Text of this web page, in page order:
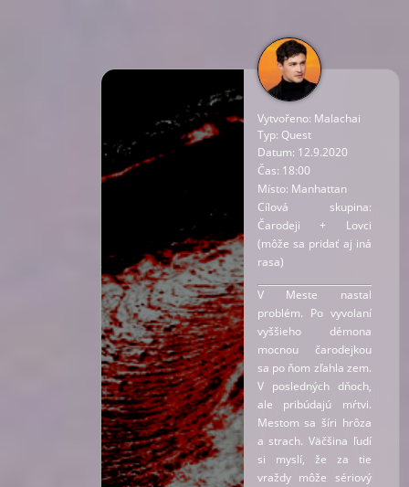
Vytvořeno: Malachai
Typ: Quest
Datum: 12.9.2020
Čas: 18:00
Místo: Manhattan
Cílová skupina:
Čarodeji + Lovci
(môže sa pridať aj iná
rasa)
V Meste nastal
problém. Po vyvolaní
vyššieho démona
mocnou čarodejkou
sa po ňom zľahla zem.
V posledných dňoch,
ale pribúdajú mŕtvi.
Mestom sa šíri hrôza
a strach. Väčšina ľudí
si myslí, že za tie
vraždy môže sériový